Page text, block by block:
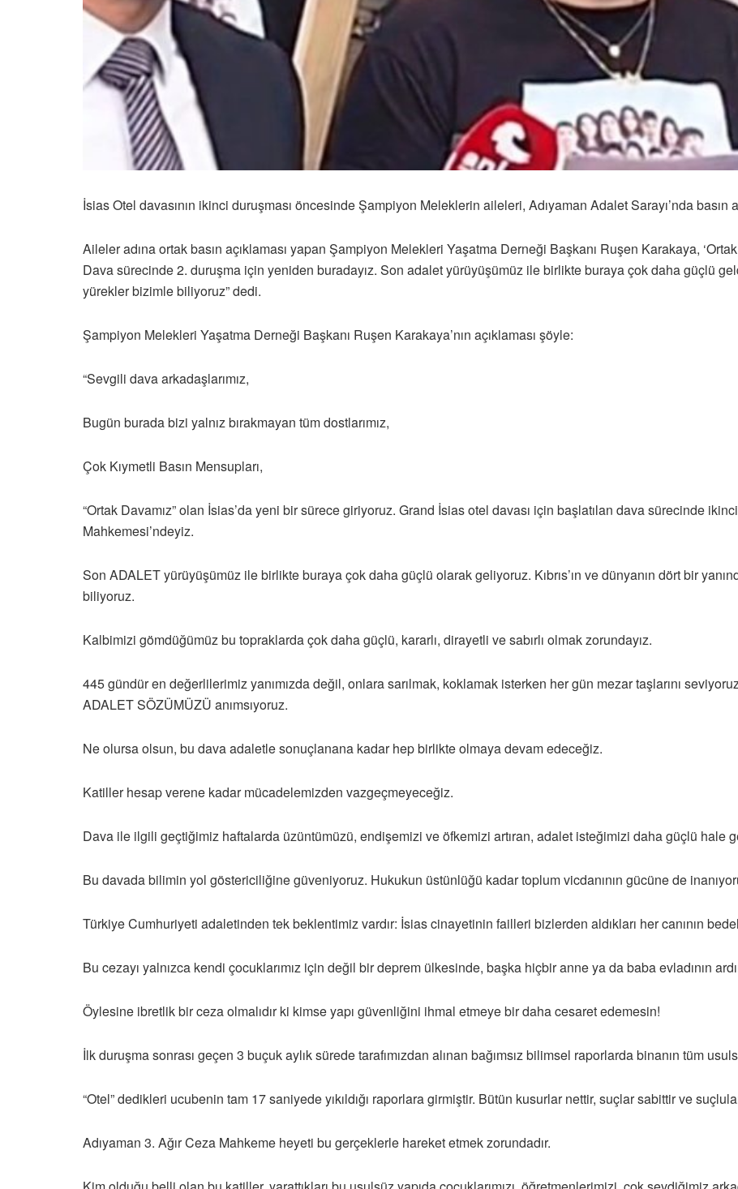
İsias Otel davasının ikinci duruşması öncesinde Şampiyon Meleklerin aileleri, Adıyaman Adalet Sarayı’nda basın
Aileler adına ortak basın açıklaması yapan Şampiyon Melekleri Yaşatma Derneği Başkanı Ruşen Karakaya,
Dava sürecinde 2. duruşma için yeniden buradayız. Son adalet yürüyüşümüz ile birlikte buraya çok daha güçlü
yürekler bizimle biliyoruz” dedi.
Şampiyon Melekleri Yaşatma Derneği Başkanı Ruşen Karakaya’nın açıklaması şöyle:
“Sevgili dava arkadaşlarımız,
Bugün burada bizi yalnız bırakmayan tüm dostlarımız,
Çok Kıymetli Basın Mensupları,
“Ortak Davamız” olan İsias’da yeni bir sürece giriyoruz. Grand İsias otel davası için başlatılan dava sürecinde
Mahkemesi’ndeyiz.
Son ADALET yürüyüşümüz ile birlikte buraya çok daha güçlü olarak geliyoruz. Kıbrıs’ın ve dünyanın dört bir
biliyoruz.
Kalbimizi gömdüğümüz bu topraklarda çok daha güçlü, kararlı, dirayetli ve sabırlı olmak zorundayız.
445 gündür en değerlilerimiz yanımızda değil, onlara sarılmak, koklamak isterken her gün mezar taşlarını
ADALET SÖZÜMÜZÜ anımsıyoruz.
Ne olursa olsun, bu dava adaletle sonuçlanana kadar hep birlikte olmaya devam edeceğiz.
Katiller hesap verene kadar mücadelemizden vazgeçmeyeceğiz.
Dava ile ilgili geçtiğimiz haftalarda üzüntümüzü, endişemizi ve öfkemizi artıran, adalet isteğimizi daha güçlü hale
Bu davada bilimin yol göstericiliğine güveniyoruz. Hukukun üstünlüğü kadar toplum vicdanının gücüne de
Türkiye Cumhuriyeti adaletinden tek beklentimiz vardır: İsias cinayetinin failleri bizlerden aldıkları her canının
Bu cezayı yalnızca kendi çocuklarımız için değil bir deprem ülkesinde, başka hiçbir anne ya da baba evladının
Öylesine ibretlik bir ceza olmalıdır ki kimse yapı güvenliğini ihmal etmeye bir daha cesaret edemesin!
İlk duruşma sonrası geçen 3 buçuk aylık sürede tarafımızdan alınan bağımsız bilimsel raporlarda binanın tüm
“Otel” dedikleri ucubenin tam 17 saniyede yıkıldığı raporlara girmiştir. Bütün kusurlar nettir, suçlar sabittir ve
Adıyaman 3. Ağır Ceza Mahkeme heyeti bu gerçeklerle hareket etmek zorundadır.